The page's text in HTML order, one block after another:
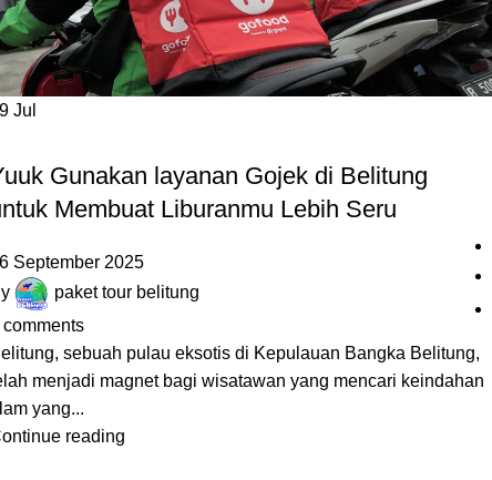
Jul
Gunakan layanan Gojek di Belitung
Membuat Liburanmu Lebih Seru
September 2025
paket tour belitung
comments
sebuah pulau eksotis di Kepulauan Bangka Belitung,
menjadi magnet bagi wisatawan yang mencari keindahan
yang...
reading